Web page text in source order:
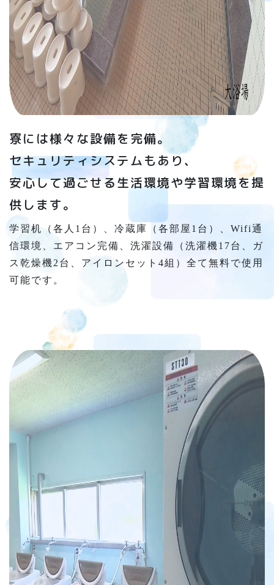
寮には様々な設備を完備。
セキュリティシステムもあり、
安心して過ごせる生活環境や学習環境を提
供します。
学習机（各人1台）、冷蔵庫（各部屋1台）、Wifi通
信環境、エアコン完備、洗濯設備（洗濯機17台、ガ
ス乾燥機2台、アイロンセット4組）全て無料で使用
可能です。